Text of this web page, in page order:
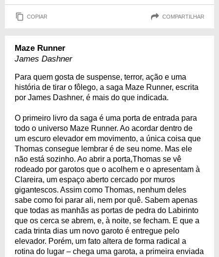
COPIAR COMPARTILHAR
Maze Runner
James Dashner
Para quem gosta de suspense, terror, ação e uma
história de tirar o fôlego, a saga Maze Runner, escrita
por James Dashner, é mais do que indicada.
O primeiro livro da saga é uma porta de entrada para
todo o universo Maze Runner. Ao acordar dentro de
um escuro elevador em movimento, a única coisa que
Thomas consegue lembrar é de seu nome. Mas ele
não está sozinho. Ao abrir a porta,Thomas se vê
rodeado por garotos que o acolhem e o apresentam à
Clareira, um espaço aberto cercado por muros
gigantescos. Assim como Thomas, nenhum deles
sabe como foi parar ali, nem por quê. Sabem apenas
que todas as manhãs as portas de pedra do Labirinto
que os cerca se abrem, e, à noite, se fecham. E que a
cada trinta dias um novo garoto é entregue pelo
elevador. Porém, um fato altera de forma radical a
rotina do lugar – chega uma garota, a primeira enviada